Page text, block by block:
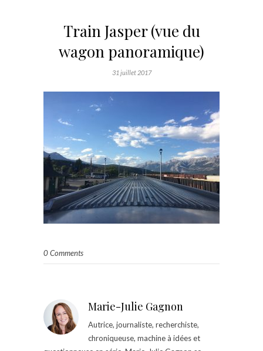
Train Jasper (vue du
wagon panoramique)
31 juillet 2017
0 Comments
Marie-Julie Gagnon
Autrice, journaliste, recherchiste,
chroniqueuse, machine à idées et